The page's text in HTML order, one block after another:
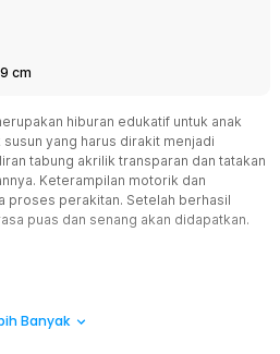
cm
hiburan edukatif untuk anak
yang harus dirakit menjadi
tabung akrilik transparan dan tatakan
Keterampilan motorik dan
proses perakitan. Setelah berhasil
puas dan senang akan didapatkan.
dengan rangkaian bunga anyelir,
Banyak